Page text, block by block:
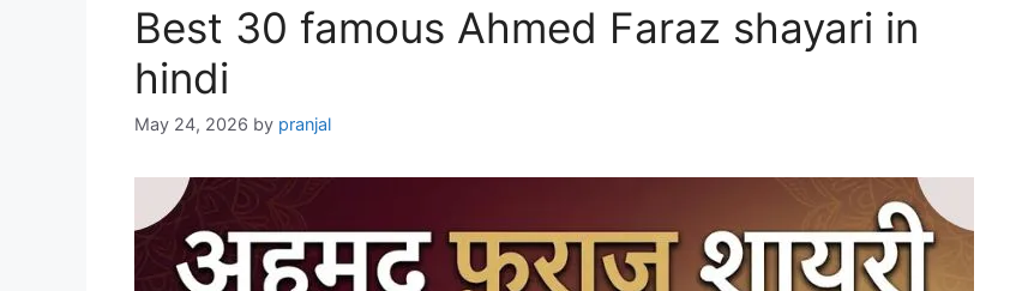
Best 30 famous Ahmed Faraz shayari in
hindi
May 24, 2026 by pranjal